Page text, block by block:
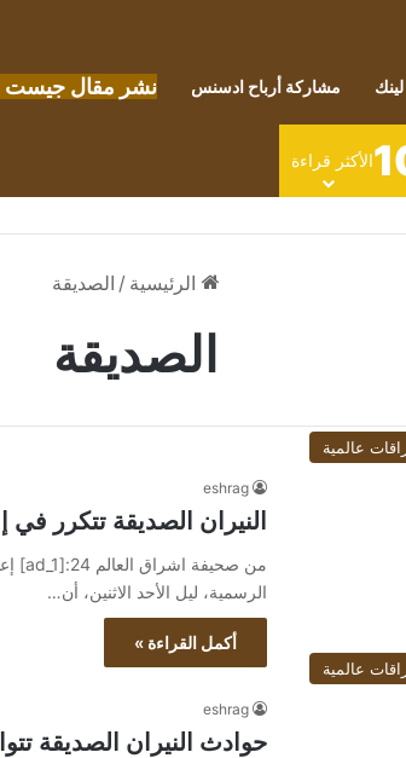
مشاركة أرباح ادسنس نشر مقال
الأكثر قراءة
الرئيسية / الصديقة
الصديقة
عالمية
eshrag
النيران الصديقة تتكرر
الرسمية، ليل الأحد الاثنين، أن…
أكمل القراءة »
عالمية
eshrag
حوادث النيران الصديقة